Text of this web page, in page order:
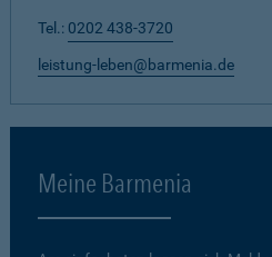
Tel.: 0202 438-3720
leistung-leben@barmenia.de
Meine Barmenia